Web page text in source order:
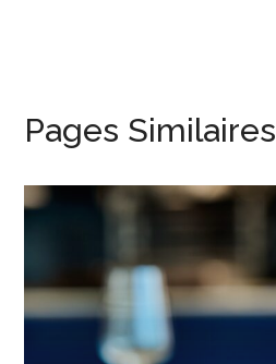
Pages Similaires